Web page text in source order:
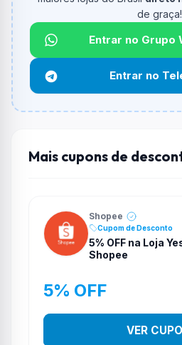
informado.
Qual é o desconto máximo?
Não informado ou sem limite.
Funciona em qualquer
Não necessariamente.
e alguns vendedores ou
de graça!
Entrar no Grupo
Entrar no
Mais cupons de
Shopee
Cupom de Desconto
5% OFF na Loja
Shopee
5% OFF
VER